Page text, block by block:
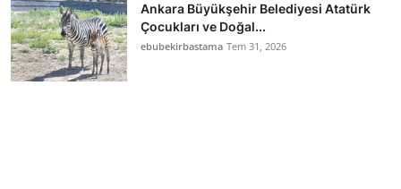
Ankara Büyükşehir Belediyesi Atatürk
Çocukları ve Doğal...
ebubekirbastama Tem 31, 2026